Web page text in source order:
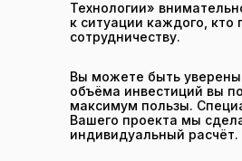
Технологии»
к ситуации каждого, кто
сотрудничеству.
Вы можете быть
объёма инвестиций вы
максимум пользы.
Вашего проекта мы
индивидуальный расчёт.